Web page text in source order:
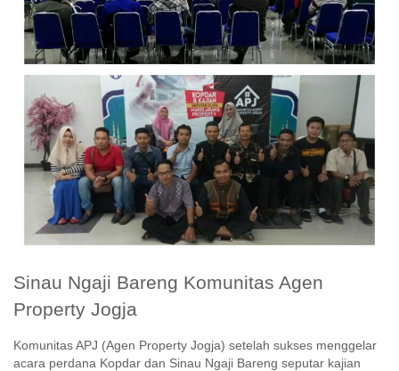
Sinau Ngaji Bareng Komunitas Agen
Property Jogja
Komunitas APJ (Agen Property Jogja) setelah sukses menggelar
acara perdana Kopdar dan Sinau Ngaji Bareng seputar kajian